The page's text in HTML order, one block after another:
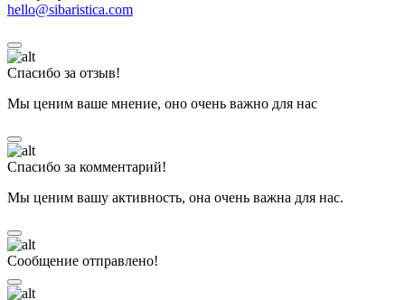
hello@sibaristica.com
Спасибо за отзыв!
Мы ценим ваше мнение, оно очень важно для нас
Спасибо за комментарий!
Мы ценим вашу активность, она очень важна для нас.
Сообщение отправлено!